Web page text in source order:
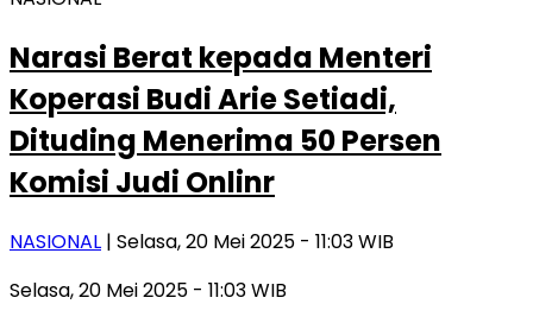
Narasi Berat kepada Menteri
Koperasi Budi Arie Setiadi,
Dituding Menerima 50 Persen
Komisi Judi Onlinr
NASIONAL | Selasa, 20 Mei 2025 - 11:03 WIB
Selasa, 20 Mei 2025 - 11:03 WIB